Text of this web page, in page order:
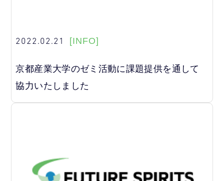
2022.02.21 [INFO]
京都産業大学のゼミ活動に課題提供を通して
協力いたしました